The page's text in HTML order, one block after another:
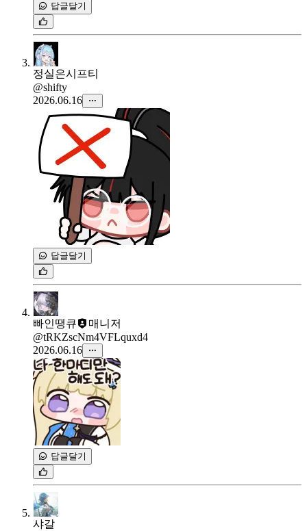
답글달기
정실은시프티
@shifty
2026.06.16
답글달기
빠인땡큐
매니저
@tRKZscNm4VFLquxd4
2026.06.16
답글달기
샤갈